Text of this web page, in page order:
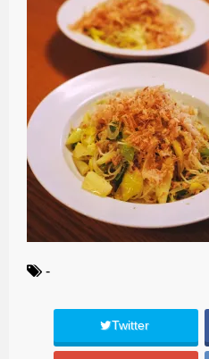
-
Twitter